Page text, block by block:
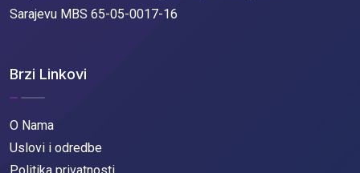
Sarajevu MBS 65-05-0017-16
Brzi Linkovi
O Nama
Uslovi i odredbe